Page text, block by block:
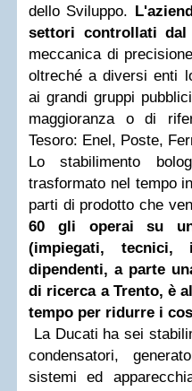
dello Sviluppo.
settori controllati dal
meccanica di
oltreché a diversi enti
ai grandi gruppi
maggioranza o di
Tesoro: Enel, Poste,
Lo stabilimento
trasformato nel tempo
parti di prodotto che
60 gli operai su
(impiegati,
dipendenti, a parte
di ricerca a Trento, è
tempo per ridurre i
La Ducati ha sei
condensatori,
sistemi ed